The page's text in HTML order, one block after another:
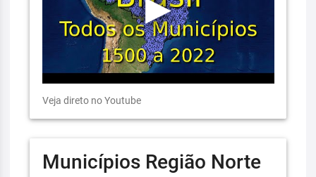
Veja direto no Youtube
Municípios Região Norte